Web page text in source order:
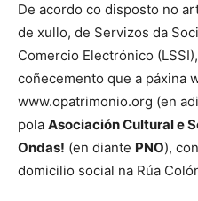
De acordo co disposto no
de xullo, de Servizos da
Comercio Electrónico
coñecemento que a páxina
www.opatrimonio.org (en
pola Asociación Cultural e
Ondas! (en diante PNO),
domicilio social na Rúa